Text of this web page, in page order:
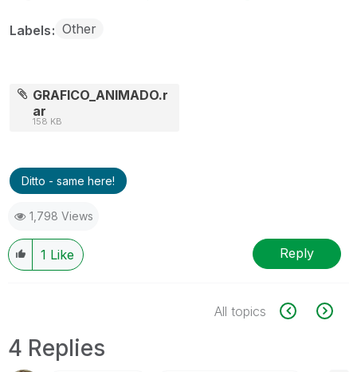
Labels Other
GRAFICO_ANIMADO.r
ar
158 KB
Ditto - same here!
1,798 Views
1 Like Reply
All topics
4 Replies